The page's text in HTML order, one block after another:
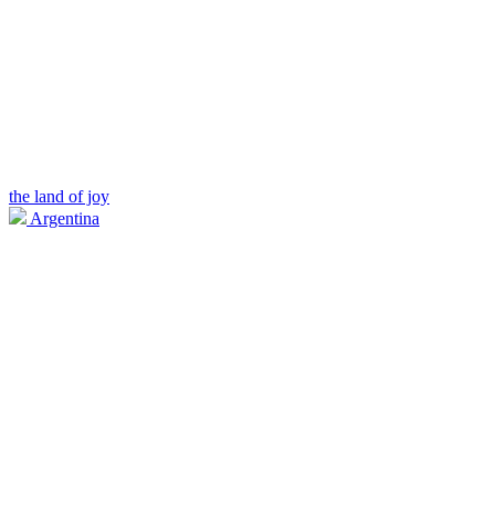
the land of joy
Argentina